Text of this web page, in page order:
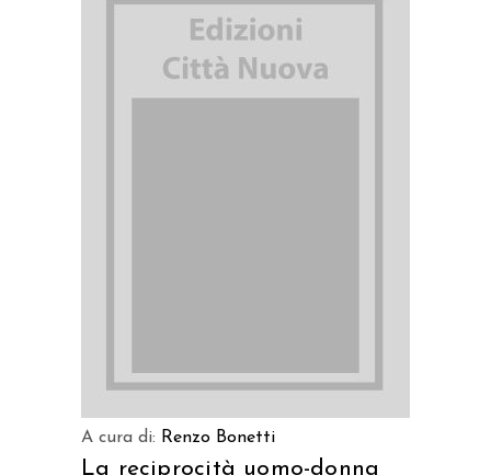
A cura di: Renzo Bonetti
La reciprocità uomo-donna